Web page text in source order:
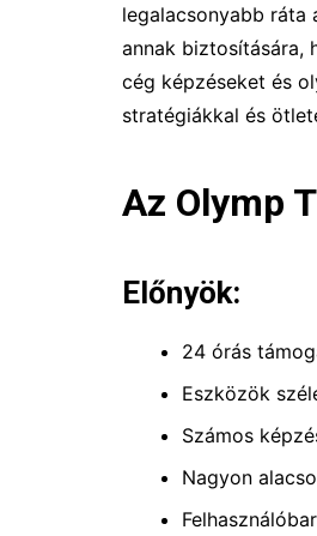
legalacsonyabb
annak biztosítására,
cég képzéseket és
stratégiákkal és
Az Olymp
Előnyök:
24 órás
Eszközök
Számos
Nagyon